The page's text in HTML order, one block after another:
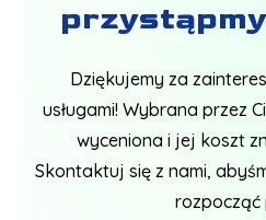
Dziękujemy za
usługami! Wybrana przez
wyceniona i jej koszt
Skontaktuj się z nami,
rozpocząć